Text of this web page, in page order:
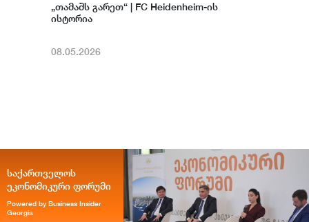
„თამაშს გარეთ“ | FC Heidenheim-ის
ისტორია
08.05.2026
საქართველოს
ეკონომიკური ფორუმი
Powered by Business Insider
Georgia